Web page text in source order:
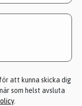
att kunna skicka dig
som helst avsluta
.